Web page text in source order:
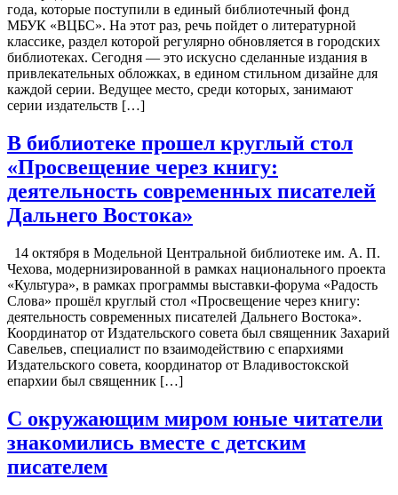
года, которые поступили в единый библиотечный фонд
МБУК «ВЦБС». На этот раз, речь пойдет о литературной
классике, раздел которой регулярно обновляется в городских
библиотеках. Сегодня — это искусно сделанные издания в
привлекательных обложках, в едином стильном дизайне для
каждой серии. Ведущее место, среди которых, занимают
серии издательств […]
В библиотеке прошел круглый стол
«Просвещение через книгу:
деятельность современных писателей
Дальнего Востока»
14 октября в Модельной Центральной библиотеке им. А. П.
Чехова, модернизированной в рамках национального проекта
«Культура», в рамках программы выставки-форума «Радость
Слова» прошёл круглый стол «Просвещение через книгу:
деятельность современных писателей Дальнего Востока».
Координатор от Издательского совета был священник Захарий
Савельев, специалист по взаимодействию с епархиями
Издательского совета, координатор от Владивостокской
епархии был священник […]
С окружающим миром юные читатели
знакомились вместе с детским
писателем